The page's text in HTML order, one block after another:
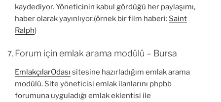
kaydediyor. Yöneticinin kabul gördüğü her paylaşımı,
haber olarak yayınlıyor.(örnek bir film haberi: Saint
Ralph)
Forum için emlak arama modülü – Bursa
EmlakçılarOdası sitesine hazırladığım emlak arama
modülü. Site yöneticisi emlak ilanlarını phpbb
forumuna uyguladığı emlak eklentisi ile